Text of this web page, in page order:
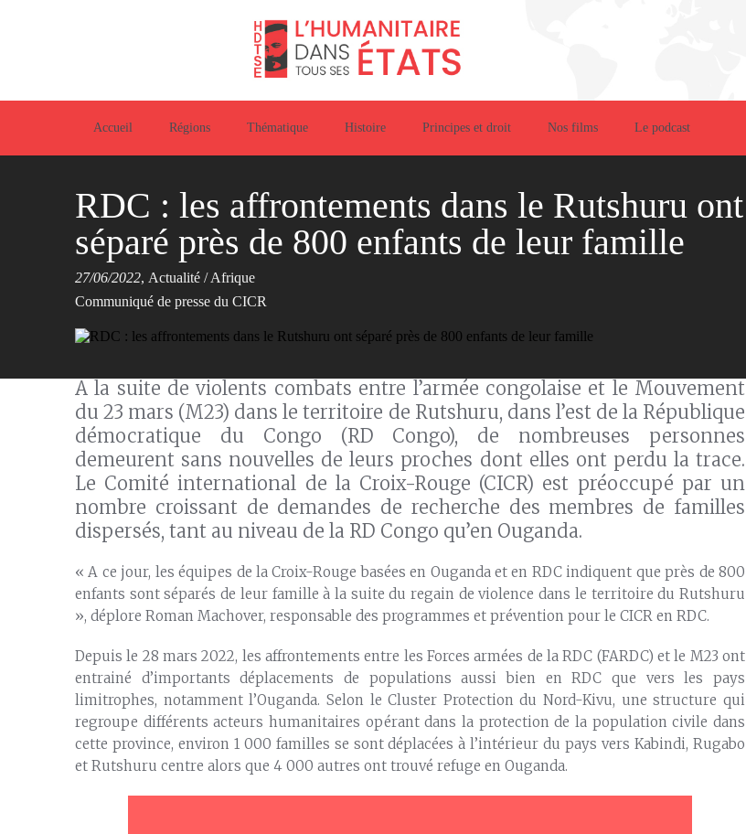
Accueil Régions Thématique Histoire Principes et droit Nos films Le podcast
RDC : les affrontements dans le Rutshuru ont
séparé près de 800 enfants de leur famille
27/06/2022, Actualité /Afrique
Communiqué de presse du CICR
A la suite de violents combats entre l’armée congolaise et le Mouvement
du 23 mars (M23) dans le territoire de Rutshuru, dans l’est de la République
démocratique du Congo (RD Congo), de nombreuses personnes
demeurent sans nouvelles de leurs proches dont elles ont perdu la trace.
Le Comité international de la Croix-Rouge (CICR) est préoccupé par un
nombre croissant de demandes de recherche des membres de familles
dispersés, tant au niveau de la RD Congo qu’en Ouganda.
« A ce jour, les équipes de la Croix-Rouge basées en Ouganda et en RDC indiquent que près de 800
enfants sont séparés de leur famille à la suite du regain de violence dans le territoire du Rutshuru
», déplore Roman Machover, responsable des programmes et prévention pour le CICR en RDC.
Depuis le 28 mars 2022, les affrontements entre les Forces armées de la RDC (FARDC) et le M23 ont
entrainé d’importants déplacements de populations aussi bien en RDC que vers les pays
limitrophes, notamment l’Ouganda. Selon le Cluster Protection du Nord-Kivu, une structure qui
regroupe différents acteurs humanitaires opérant dans la protection de la population civile dans
cette province, environ 1 000 familles se sont déplacées à l’intérieur du pays vers Kabindi, Rugabo
et Rutshuru centre alors que 4 000 autres ont trouvé refuge en Ouganda.